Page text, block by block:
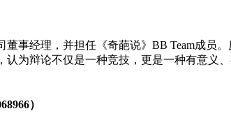
事经理，并担任《奇葩说》BB Team成员
为辩论不仅是一种竞技，更是一种有意义
）